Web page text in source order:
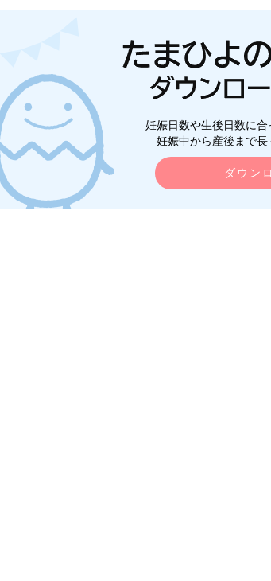
妊娠日数や生後日数に
妊娠中から産後まで
ダウン